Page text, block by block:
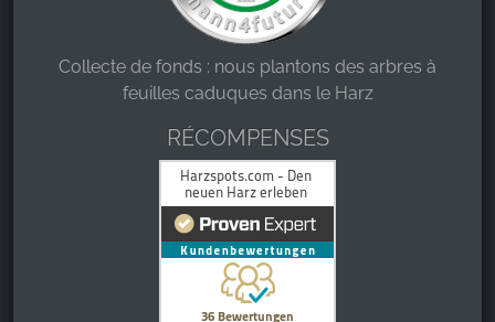
Collecte de fonds : nous plantons des arbres à
feuilles caduques dans le Harz
RÉCOMPENSES